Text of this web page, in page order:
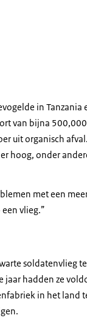
in Tanzania
van bijna
uit organisch
hoog, onder
met een
vlieg.”
soldatenvlieg
jaar hadden ze
in het land